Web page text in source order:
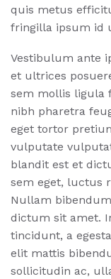
quis metus
fringilla ipsum id
Vestibulum ante
et ultrices
sem mollis ligula
nibh pharetra
eget tortor
vulputate
blandit est et
sem eget, luctus
Nullam
dictum sit amet.
tincidunt, a
elit mattis
sollicitudin ac,